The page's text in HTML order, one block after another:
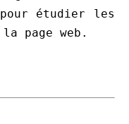
étudier les
page web.